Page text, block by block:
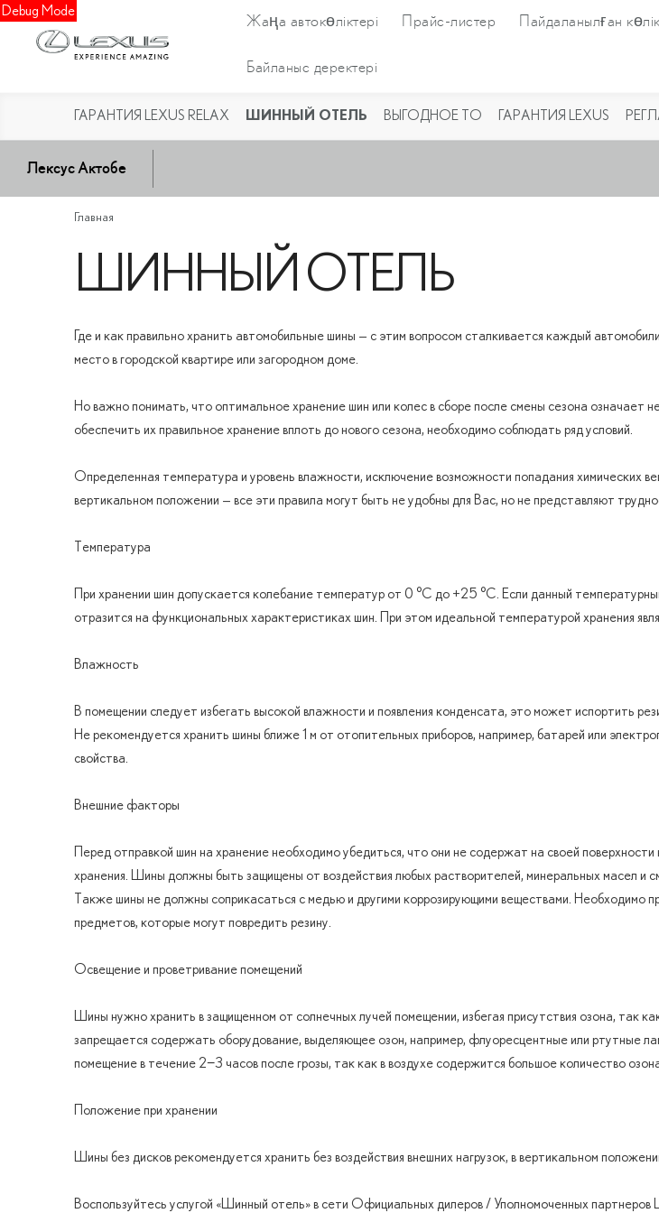
Debug Mode
Лексус Актобе
Жаңа автокөліктері Прайс-листер Пайдаланылған
Байланыс деректері
ГАРАНТИЯ LEXUS RELAX ШИННЫЙ ОТЕЛЬ ВЫГОДНОЕ ТО ГАРАНТИЯ LEXUS
Главная
ШИННЫЙ ОТЕЛЬ
Где и как правильно хранить автомобильные шины — с этим вопросом сталкивается каждый
место в городской квартире или загородном доме.
Но важно понимать, что оптимальное хранение шин или колес в сборе после смены сезона
обеспечить их правильное хранение вплоть до нового сезона, необходимо соблюдать ряд условий.
Определенная температура и уровень влажности, исключение возможности попадания химических
вертикальном положении — все эти правила могут быть не удобны для Вас, но не представляют
Температура
При хранении шин допускается колебание температур от 0 °C до +25 °C. Если данный
отразится на функциональных характеристиках шин. При этом идеальной температурой хранения
Влажность
В помещении следует избегать высокой влажности и появления конденсата, это может испортить
Не рекомендуется хранить шины ближе 1 м от отопительных приборов, например, батарей или
свойства.
Внешние факторы
Перед отправкой шин на хранение необходимо убедиться, что они не содержат на своей
хранения. Шины должны быть защищены от воздействия любых растворителей, минеральных масел и
Также шины не должны соприкасаться с медью и другими коррозирующими веществами. Необходимо
предметов, которые могут повредить резину.
Освещение и проветривание помещений
Шины нужно хранить в защищенном от солнечных лучей помещении, избегая присутствия озона, так
запрещается содержать оборудование, выделяющее озон, например, флуоресцентные или ртутные
помещение в течение 2−3 часов после грозы, так как в воздухе содержится большое количество
Положение при хранении
Шины без дисков рекомендуется хранить без воздействия внешних нагрузок, в вертикальном
Воспользуйтесь услугой «Шинный отель» в сети Официальных дилеров / Уполномоченных партнеров